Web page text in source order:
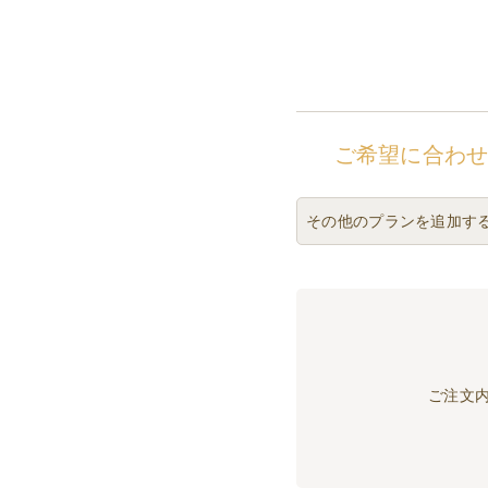
ご希望に合わ
その他のプランを追加す
ご注文